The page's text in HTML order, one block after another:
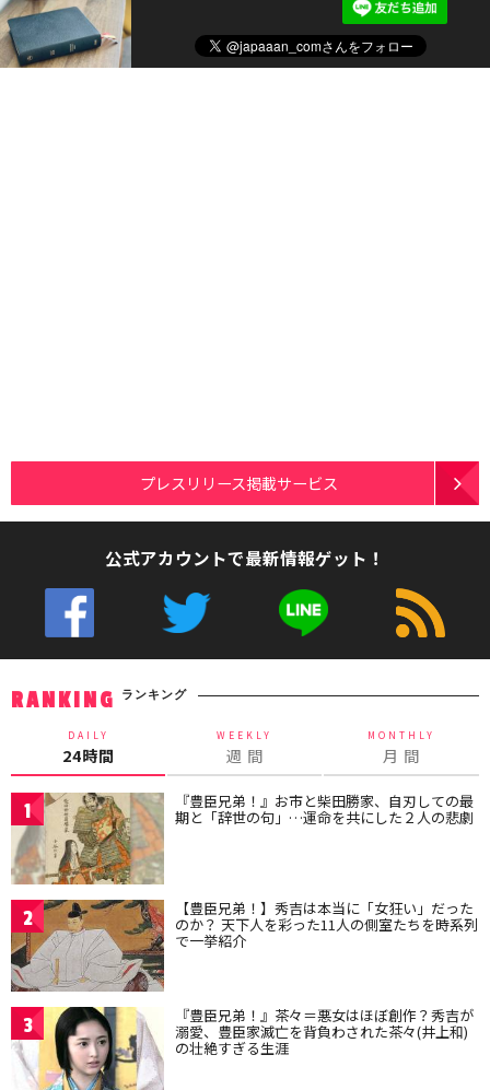
プレスリリース掲載サービス
公式アカウントで最新情報ゲット！
RANKING ランキング
DAILY
24時間
WEEKLY
週 間
MONTHLY
月 間
1 『豊臣兄弟！』お市と柴田勝家、自刃しての最
期と「辞世の句」…運命を共にした２人の悲劇
2 【豊臣兄弟！】秀吉は本当に「女狂い」だった
のか？ 天下人を彩った11人の側室たちを時系列
で一挙紹介
3 『豊臣兄弟！』茶々＝悪女はほぼ創作？秀吉が
溺愛、豊臣家滅亡を背負わされた茶々(井上和)
の壮絶すぎる生涯